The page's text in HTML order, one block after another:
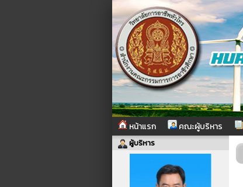
หน้าแรก คณะผู้บริหาร
ผู้บริหาร